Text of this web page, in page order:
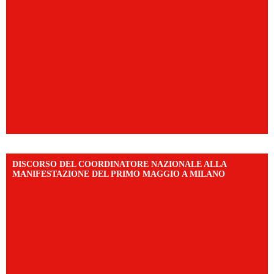
DISCORSO DEL COORDINATORE NAZIONALE ALLA
MANIFESTAZIONE DEL PRIMO MAGGIO A MILANO